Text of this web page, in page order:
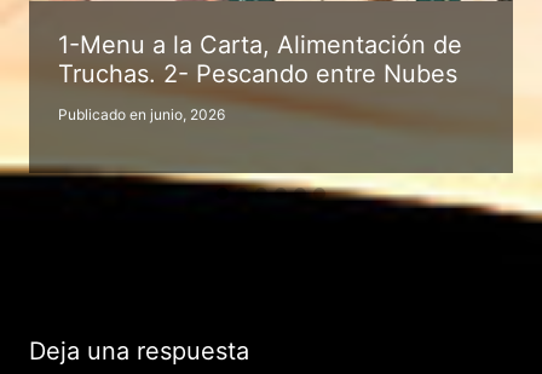
1-Menu a la Carta, Alimentación de
Truchas. 2- Pescando entre Nubes
Publicado en junio, 2026
Deja una respuesta